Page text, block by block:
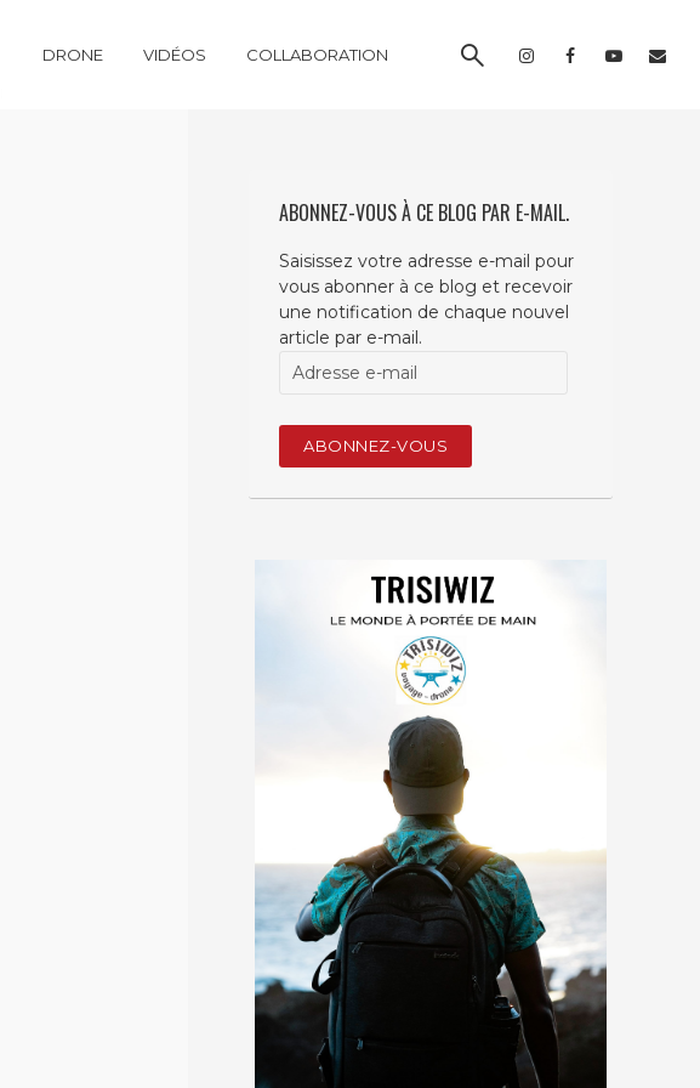
DRONE VIDÉOS COLLABORATION
ABONNEZ-VOUS À CE BLOG PAR E-MAIL.
Saisissez votre adresse e-mail pour
vous abonner à ce blog et recevoir
une notification de chaque nouvel
article par e-mail.
Adresse
e-
ABONNEZ-VOUS